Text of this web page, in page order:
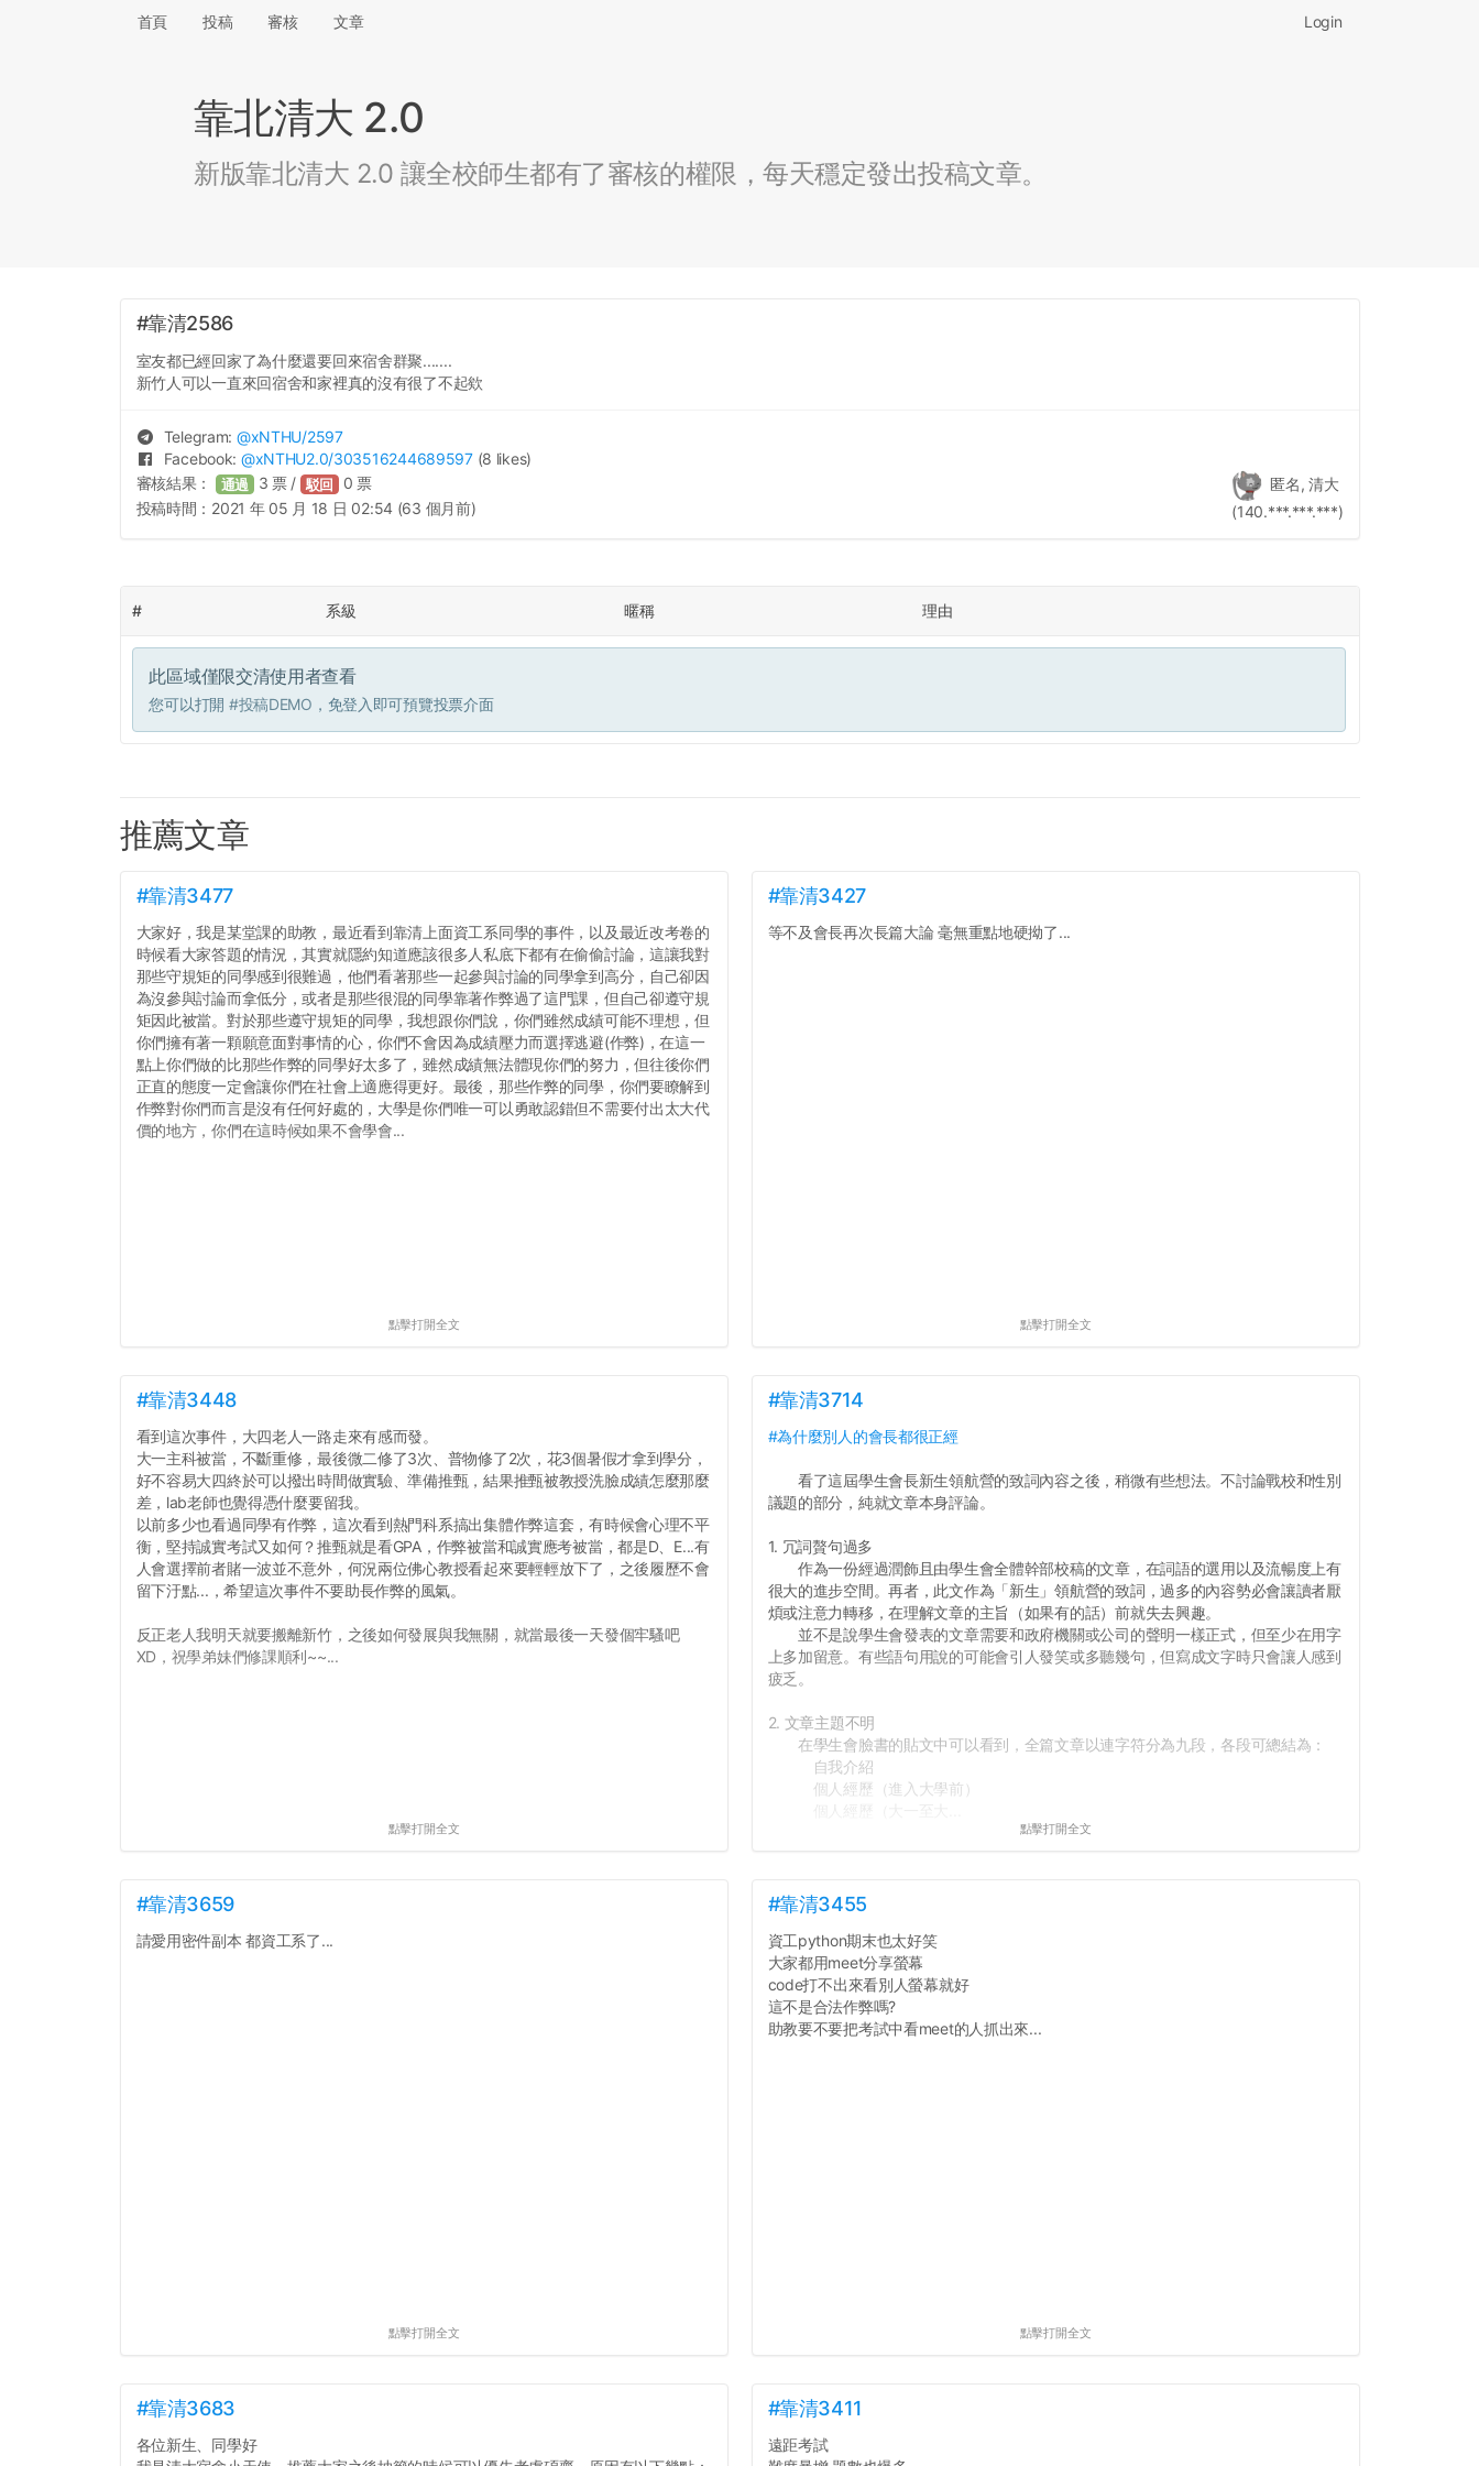
首頁 投稿 審核 文章 Login
靠北清大 2.0
新版靠北清大 2.0 讓全校師生都有了審核的權限，每天穩定發出投稿文章。
#靠清2586
室友都已經回家了為什麼還要回來宿舍群聚.......
新竹人可以一直來回宿舍和家裡真的沒有很了不起欸
Telegram: @xNTHU/2597
Facebook: @xNTHU2.0/303516244689597 (8 likes)
匿名, 清大
(140.***.***.***)
審核結果： 通過 3 票 / 駁回 0 票
投稿時間： 2021 年 05 月 18 日 02:54 (63 個月前)
# 系級 暱稱 理由
此區域僅限交清使用者查看
您可以打開 #投稿DEMO ，免登入即可預覽投票介面
推薦文章
#靠清3477
大家好，我是某堂課的助教，最近看到靠清上面資工系同學的事件，以及最近改考卷的
時候看大家答題的情況，其實就隱約知道應該很多人私底下都有在偷偷討論，這讓我對
那些守規矩的同學感到很難過，他們看著那些一起參與討論的同學拿到高分，自己卻因
為沒參與討論而拿低分，或者是那些很混的同學靠著作弊過了這門課，但自己卻遵守規
矩因此被當。對於那些遵守規矩的同學，我想跟你們說，你們雖然成績可能不理想，但
你們擁有著一顆願意面對事情的心，你們不會因為成績壓力而選擇逃避(作弊)，在這一
點上你們做的比那些作弊的同學好太多了，雖然成績無法體現你們的努力，但往後你們
正直的態度一定會讓你們在社會上適應得更好。最後，那些作弊的同學，你們要瞭解到
作弊對你們而言是沒有任何好處的，大學是你們唯一可以勇敢認錯但不需要付出太大代
價的地方，你們在這時候如果不會學會...
點擊打開全文
#靠清3427
等不及會長再次長篇大論 毫無重點地硬拗了...
點擊打開全文
#靠清3448
看到這次事件，大四老人一路走來有感而發。
大一主科被當，不斷重修，最後微二修了3次、普物修了2次，花3個暑假才拿到學分，
好不容易大四終於可以撥出時間做實驗、準備推甄，結果推甄被教授洗臉成績怎麼那麼
差，lab老師也覺得憑什麼要留我。
以前多少也看過同學有作弊，這次看到熱門科系搞出集體作弊這套，有時候會心理不平
衡，堅持誠實考試又如何？推甄就是看GPA，作弊被當和誠實應考被當，都是D、E...有
人會選擇前者賭一波並不意外，何況兩位佛心教授看起來要輕輕放下了，之後履歷不會
留下汙點...，希望這次事件不要助長作弊的風氣。
反正老人我明天就要搬離新竹，之後如何發展與我無關，就當最後一天發個牢騷吧
XD，祝學弟妹們修課順利~~...
點擊打開全文
#靠清3714
#為什麼別人的會長都很正經
看了這屆學生會長新生領航營的致詞內容之後，稍微有些想法。不討論戰校和性別
議題的部分，純就文章本身評論。
1. 冗詞贅句過多
作為一份經過潤飾且由學生會全體幹部校稿的文章，在詞語的選用以及流暢度上有
很大的進步空間。再者，此文作為「新生」領航營的致詞，過多的內容勢必會讓讀者厭
煩或注意力轉移，在理解文章的主旨（如果有的話）前就失去興趣。
並不是說學生會發表的文章需要和政府機關或公司的聲明一樣正式，但至少在用字
上多加留意。有些語句用說的可能會引人發笑或多聽幾句，但寫成文字時只會讓人感到
疲乏。
2. 文章主題不明
在學生會臉書的貼文中可以看到，全篇文章以連字符分為九段，各段可總結為：
自我介紹
個人經歷（進入大學前）
點擊打開全文
#靠清3659
請愛用密件副本 都資工系了...
點擊打開全文
#靠清3455
資工python期末也太好笑
大家都用meet分享螢幕
code打不出來看別人螢幕就好
這不是合法作弊嗎?
助教要不要把考試中看meet的人抓出來...
點擊打開全文
#靠清3683
各位新生、同學好
#靠清3411
遠距考試